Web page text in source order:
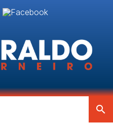
search